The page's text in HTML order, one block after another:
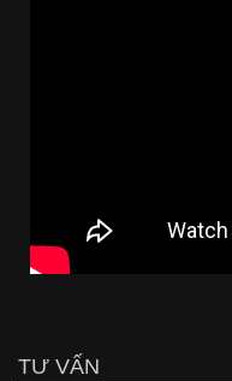
TƯ VẤN